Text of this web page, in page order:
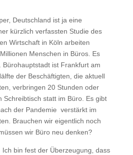
Deutschland ist ja eine
kürzlich verfassten Studie des
Wirtschaft in Köln arbeiten
Menschen in Büros. Es
Bürohauptstadt ist Frankfurt am
der Beschäftigten, die aktuell
verbringen 20 Stunden oder
Schreibtisch statt im Büro. Es gibt
der Pandemie verstärkt im
Brauchen wir eigentlich noch
wir Büro neu denken?
Ich bin fest der Überzeugung, dass